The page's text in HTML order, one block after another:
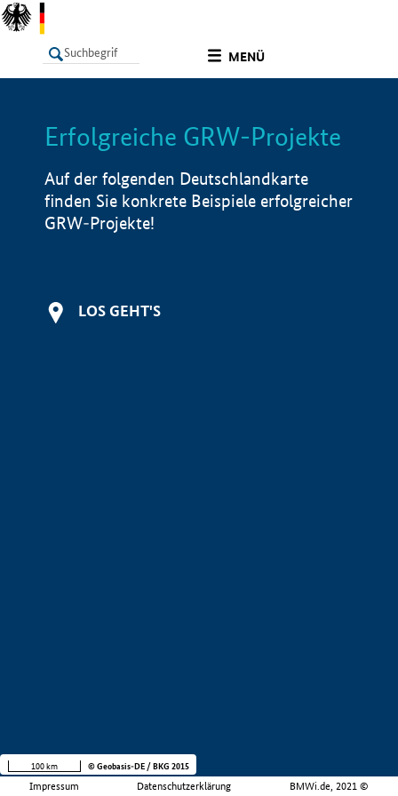
MENÜ
LISTE Info
Erfolgreiche GRW-Projekte
Auf der folgenden Deutschlandkarte
finden Sie konkrete Beispiele erfolgreicher
GRW-Projekte!
LOS GEHT'S
Impressum Datenschutzerklärung BMWi.de, 2021 ©
100 km © Geobasis-DE / BKG 2015